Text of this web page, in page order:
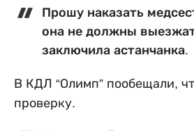
Прошу наказать
она не должны
заключила астанчанка.
В КДЛ “Олимп” пообещали,
проверку.